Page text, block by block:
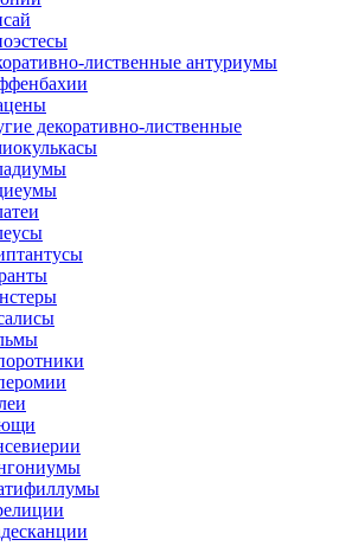
лиственные антуриумы
декоративно-лиственные